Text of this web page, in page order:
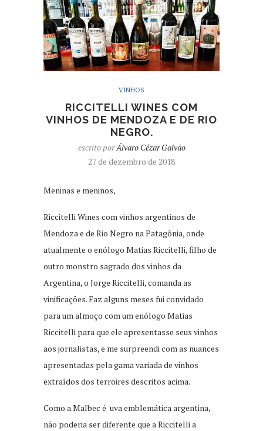
VINHOS
RICCITELLI WINES COM
VINHOS DE MENDOZA E DE RIO
NEGRO.
escrito porÁlvaro Cézar Galvão
27 de dezembro de 2018
Meninas e meninos,
Riccitelli Wines com vinhos argentinos de
Mendoza e de Rio Negro na Patagônia, onde
atualmente o enólogo Matias Riccitelli, filho de
outro monstro sagrado dos vinhos da
Argentina, o Jorge Riccitelli, comanda as
vinificações. Faz alguns meses fui convidado
para um almoço com um enólogo Matias
Riccitelli para que ele apresentasse seus vinhos
aos jornalistas, e me surpreendi com as nuances
apresentadas pela gama variada de vinhos
extraídos dos terroires descritos acima.
Como a Malbec é uva emblemática argentina,
não poderia ser diferente que a Riccitelli a